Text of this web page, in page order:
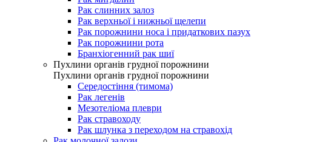
Рак слинних залоз
Рак верхньої і нижньої щелепи
Рак порожнини носа і придаткових пазух
Рак порожнини рота
Бранхіогенний рак шиї
Пухлини органів грудної порожнини
Пухлини органів грудної порожнини
Середостіння (тимома)
Рак легенів
Мезотеліома плеври
Рак стравоходу
Рак шлунка з переходом на стравохід